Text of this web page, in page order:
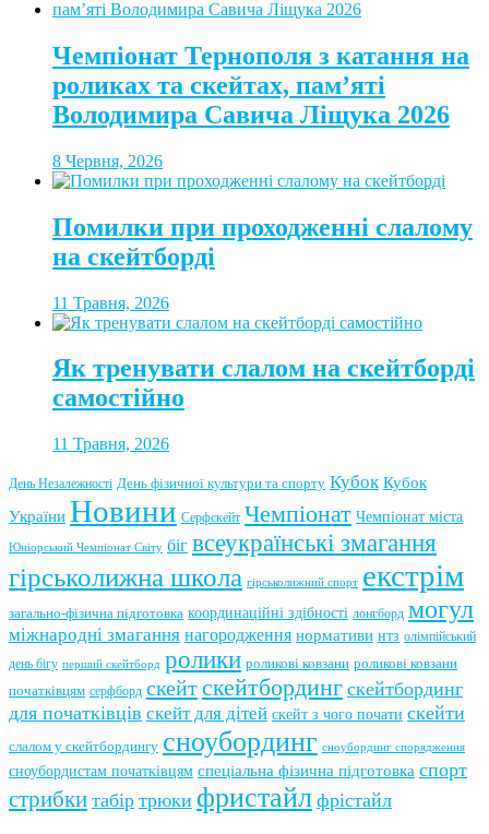
Чемпіонат Тернополя з катання на
роликах та скейтах, пам’яті
Володимира Савича Ліщука 2026
8 Червня, 2026
Помилки при проходженні слалому
на скейтборді
11 Травня, 2026
Як тренувати слалом на скейтборді
самостійно
11 Травня, 2026
День Незалежності День фізичної культури та спорту Кубок Кубок
України Новини Серфскейт Чемпіонат Чемпіонат міста
Юніорський Чемпіонат Світу біг всеукраїнські змагання
гірськолижна школа гірськолижний спорт екстрім
загально-фізична підготовка координаційні здібності лонгборд могул
міжнародні змагання нагородження нормативи нтз олімпійський
день бігу перший скейтборд ролики роликові ковзани роликові ковзани
початківцям серфборд скейтскейтбординг скейтбординг
для початківців скейт для дітей скейт з чого почати скейти
слалом у скейтбордингу сноубординг сноубординг спорядження
сноубордистам початківцям спеціальна фізична підготовка спорт
стрибки табір трюки фристайл фрістайл